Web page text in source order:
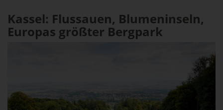
Kassel: Flussauen, Blumeninseln,
Europas größter Bergpark